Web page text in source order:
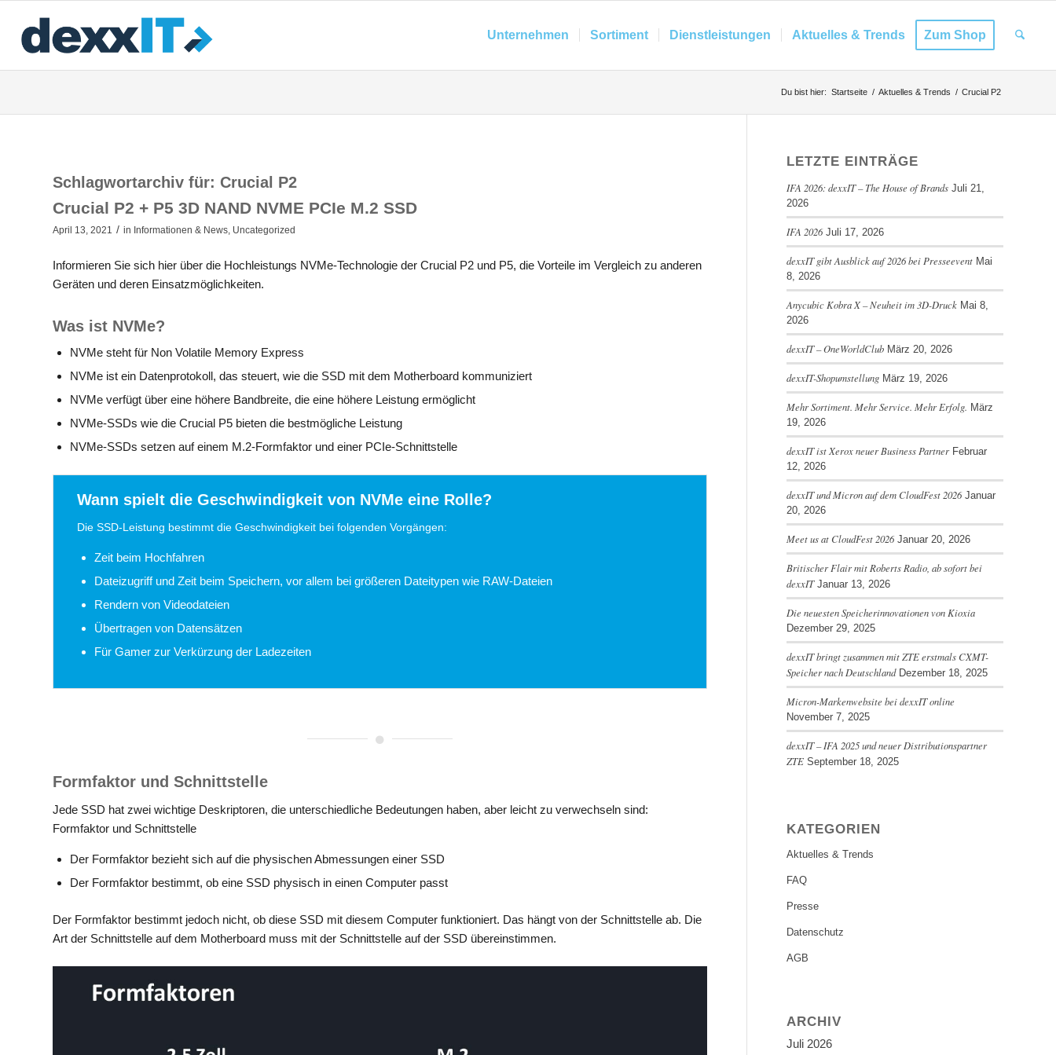
Unternehmen Sortiment Dienstleistungen Aktuelles & Trends Zum Shop
Du bist hier: Startseite / Aktuelles & Trends / Crucial P2
Schlagwortarchiv für: Crucial P2
Crucial P2 + P5 3D NAND NVME PCIe M.2 SSD
April 13, 2021 / in Informationen & News, Uncategorized
Informieren Sie sich hier über die Hochleistungs NVMe-Technologie der Crucial P2 und P5, die Vorteile im Vergleich zu anderen
Geräten und deren Einsatzmöglichkeiten.
Was ist NVMe?
NVMe steht für Non Volatile Memory Express
NVMe ist ein Datenprotokoll, das steuert, wie die SSD mit dem Motherboard kommuniziert
NVMe verfügt über eine höhere Bandbreite, die eine höhere Leistung ermöglicht
NVMe-SSDs wie die Crucial P5 bieten die bestmögliche Leistung
NVMe-SSDs setzen auf einem M.2-Formfaktor und einer PCIe-Schnittstelle
Wann spielt die Geschwindigkeit von NVMe eine Rolle?
Die SSD-Leistung bestimmt die Geschwindigkeit bei folgenden Vorgängen:
Zeit beim Hochfahren
Dateizugriff und Zeit beim Speichern, vor allem bei größeren Dateitypen wie RAW-Dateien
Rendern von Videodateien
Übertragen von Datensätzen
Für Gamer zur Verkürzung der Ladezeiten
Formfaktor und Schnittstelle
Jede SSD hat zwei wichtige Deskriptoren, die unterschiedliche Bedeutungen haben, aber leicht zu verwechseln sind:
Formfaktor und Schnittstelle
Der Formfaktor bezieht sich auf die physischen Abmessungen einer SSD
Der Formfaktor bestimmt, ob eine SSD physisch in einen Computer passt
Der Formfaktor bestimmt jedoch nicht, ob diese SSD mit diesem Computer funktioniert. Das hängt von der Schnittstelle ab. Die
Art der Schnittstelle auf dem Motherboard muss mit der Schnittstelle auf der SSD übereinstimmen.
LETZTE EINTRÄGE
IFA 2026: dexxIT – The House of Brands Juli 21,
2026
IFA 2026 Juli 17, 2026
dexxIT gibt Ausblick auf 2026 bei Presseevent Mai
8, 2026
Anycubic Kobra X – Neuheit im 3D-Druck Mai 8,
2026
dexxIT – OneWorldClub März 20, 2026
dexxIT-Shopumstellung März 19, 2026
Mehr Sortiment. Mehr Service. Mehr Erfolg. März
19, 2026
dexxIT ist Xerox neuer Business Partner Februar
12, 2026
dexxIT und Micron auf dem CloudFest 2026 Januar
20, 2026
Meet us at CloudFest 2026 Januar 20, 2026
Britischer Flair mit Roberts Radio, ab sofort bei
dexxIT Januar 13, 2026
Die neuesten Speicherinnovationen von Kioxia
Dezember 29, 2025
dexxIT bringt zusammen mit ZTE erstmals CXMT-
Speicher nach Deutschland Dezember 18, 2025
Micron-Markenwebsite bei dexxIT online
November 7, 2025
dexxIT – IFA 2025 und neuer Distributionspartner
ZTE September 18, 2025
KATEGORIEN
Aktuelles & Trends
FAQ
Presse
Datenschutz
AGB
ARCHIV
Juli 2026